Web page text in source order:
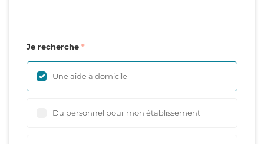
Je recherche
Une aide à domicile
Du personnel pour mon établissement